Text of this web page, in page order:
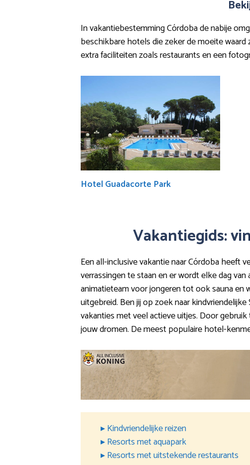
In vakantiebestemming Córdoba de nabije
beschikbare hotels die zeker de moeite waard
extra faciliteiten zoals restaurants en een
Hotel Guadacorte Park
Vakantiegids:
Een all-inclusive vakantie naar Córdoba heeft
verrassingen te staan en er wordt elke dag
animatieteam voor jongeren tot ook sauna en
uitgebreid. Ben jij op zoek naar
vakanties met veel actieve uitjes. Door
jouw dromen. De meest populaire hotel-
▸ Kindvriendelijke reizen
▸ Resorts met aquapark
▸ Resorts met uitstekende restaurants